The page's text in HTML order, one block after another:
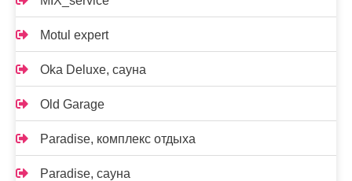
Motul expert
Oka Deluxe, сауна
Old Garage
Paradise, комплекс отдыха
Paradise, сауна